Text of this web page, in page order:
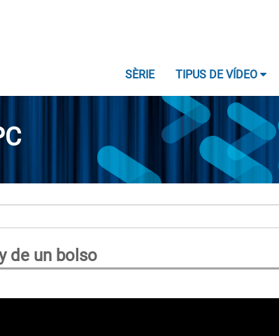
SÈRIE TIPUS DE VÍDEO
de un bolso